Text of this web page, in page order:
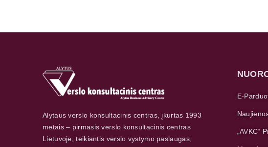
Alytaus verslo konsultacinis centras, įkurtas 1993
metais – pirmasis verslo konsultacinis centras
Lietuvoje, teikiantis verslo vystymo paslaugas,
E-
„AVKC“